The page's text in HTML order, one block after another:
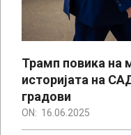
Трамп повика на
историјата на
градови
ON: 16.06.2025